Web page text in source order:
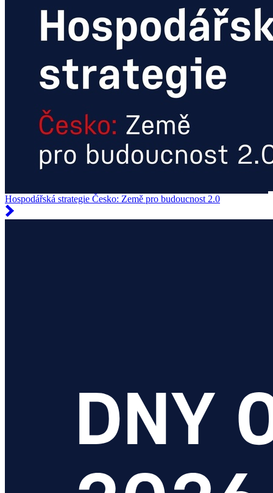
Hospodářská strategie Česko: Země pro budoucnost 2.0